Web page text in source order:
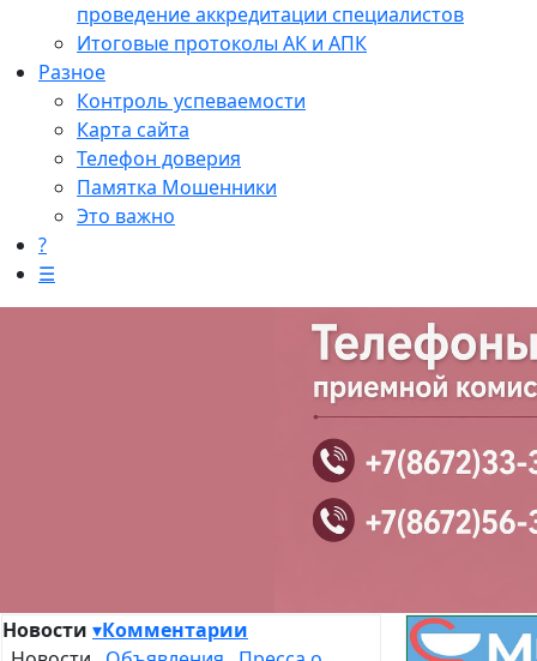
проведение аккредитации специалистов
Итоговые протоколы АК и АПК
Разное
Контроль успеваемости
Карта сайта
Телефон доверия
Памятка Мошенники
Это важно
?
☰
Новости ▾Комментарии